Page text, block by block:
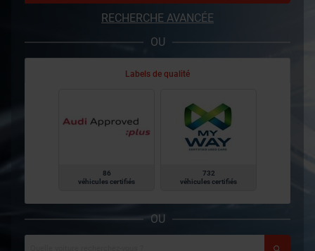
RECHERCHE AVANCÉE
OU
Labels de qualité
86
véhicules certifiés
732
véhicules certifiés
OU